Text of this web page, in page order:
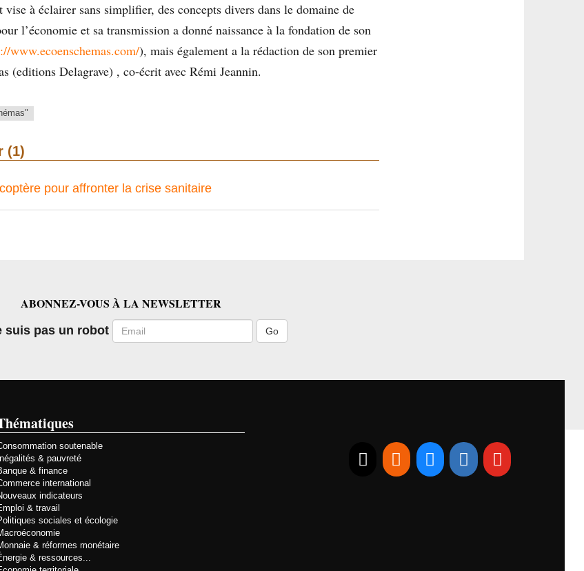
vise à éclairer sans simplifier, des concepts divers dans le domaine de
l’économie et sa transmission a donné naissance à la fondation de son
www.ecoenschemas.com/), mais également a la rédaction de son premier
(editions Delagrave) , co-écrit avec Rémi Jeannin.
(1)
pour affronter la crise sanitaire
ABONNEZ-VOUS À LA NEWSLETTER
suis pas un robot Email
soutenable
Inégalités & pauvreté
& finance
international
indicateurs
& travail
sociales et écologie
& réformes monétaire
& ressources...